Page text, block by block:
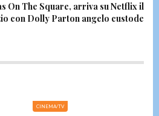
On The Square, arriva su Netflix il
con Dolly Parton angelo custode
CINEMA/TV